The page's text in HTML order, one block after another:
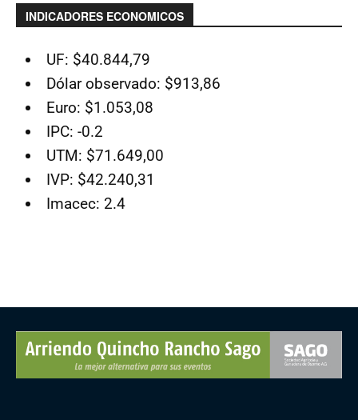
INDICADORES ECONOMICOS
UF: $40.844,79
Dólar observado: $913,86
Euro: $1.053,08
IPC: -0.2
UTM: $71.649,00
IVP: $42.240,31
Imacec: 2.4